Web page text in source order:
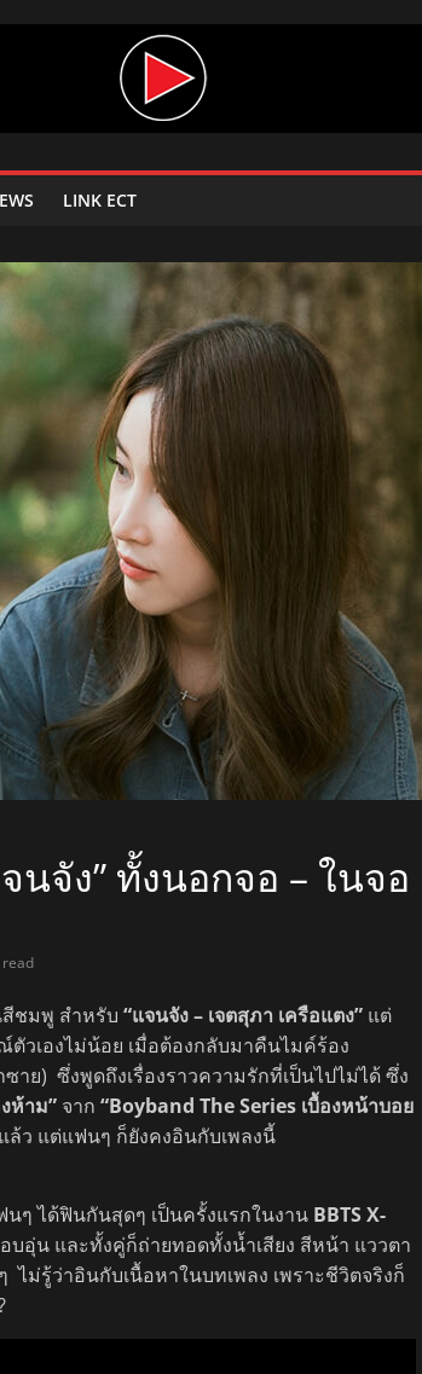
LINK ECT
นจัง” ทั้งนอกจอ – ในจอ
ชมพู สำหรับ “แจนจัง– เจตสุภา เครือแตง” แต่
ตัวเองไม่น้อย เมื่อต้องกลับมาคืนไมค์ร้อง
ซาย) ซึ่งพูดถึงเรื่องราวความรักที่เป็นไปไม่ได้ ซึ่ง
ห้าม” จาก “Boyband The Series เบื้องหน้าบอย
ล้ว แต่แฟนๆ ก็ยังคงอินกับเพลงนี้
ๆ ได้ฟินกันสุดๆ เป็นครั้งแรกในงาน BBTS X-
อุ่น และทั้งคู่ก็ถ่ายทอดทั้งน้ำเสียง สีหน้า แววตา
ม่รู้ว่าอินกับเนื้อหาในบทเพลง เพราะชีวิตจริงก็
ได้หรือเปล่า ?